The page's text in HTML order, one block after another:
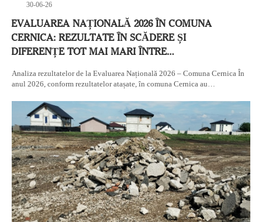
30-06-26
EVALUAREA NAȚIONALĂ 2026 ÎN COMUNA
CERNICA: REZULTATE ÎN SCĂDERE ȘI
DIFERENȚE TOT MAI MARI ÎNTRE…
Analiza rezultatelor de la Evaluarea Națională 2026 – Comuna Cernica În
anul 2026, conform rezultatelor atașate, în comuna Cernica au…